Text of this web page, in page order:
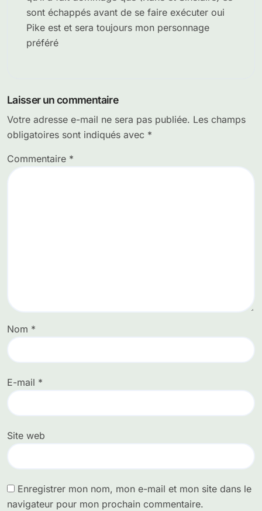
sont échappés avant de se faire exécuter oui
Pike est et sera toujours mon personnage
préféré
Laisser un commentaire
Votre adresse e-mail ne sera pas publiée. Les champs
obligatoires sont indiqués avec *
Commentaire *
Nom *
E-mail *
Site web
Enregistrer mon nom, mon e-mail et mon site dans le
navigateur pour mon prochain commentaire.